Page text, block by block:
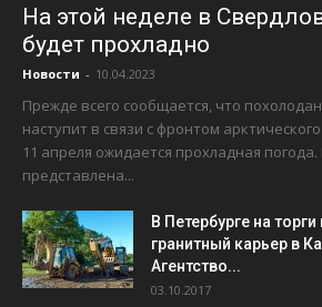
На этой неделе в
будет прохладно
Новости - 10.04.2023
Прежде всего сообщается, что
наступит в связи с фронтом
11 апреля ожидается прохладная
представлена...
В Петербурге на
гранитный карьер в
Агентство...
03.10.2017